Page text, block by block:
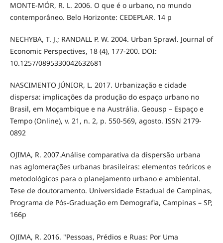
MONTE-MÓR, R. L. 2006. O que é o urbano, no mundo
contemporâneo. Belo Horizonte: CEDEPLAR. 14 p
NECHYBA, T. J.; RANDALL P. W. 2004. Urban Sprawl. Journal of
Economic Perspectives, 18 (4), 177-200. DOI:
10.1257/0895330042632681
NASCIMENTO JÚNIOR, L. 2017. Urbanização e cidade
dispersa: implicações da produção do espaço urbano no
Brasil, em Moçambique e na Austrália. Geousp – Espaço e
Tempo (Online), v. 21, n. 2, p. 550-569, agosto. ISSN 2179-
0892
OJIMA, R. 2007.Análise comparativa da dispersão urbana
nas aglomerações urbanas brasileiras: elementos teóricos e
metodológicos para o planejamento urbano e ambiental.
Tese de doutoramento. Universidade Estadual de Campinas,
Programa de Pós-Graduação em Demografia, Campinas – SP,
166p
OJIMA, R. 2016. "Pessoas, Prédios e Ruas: Por Uma